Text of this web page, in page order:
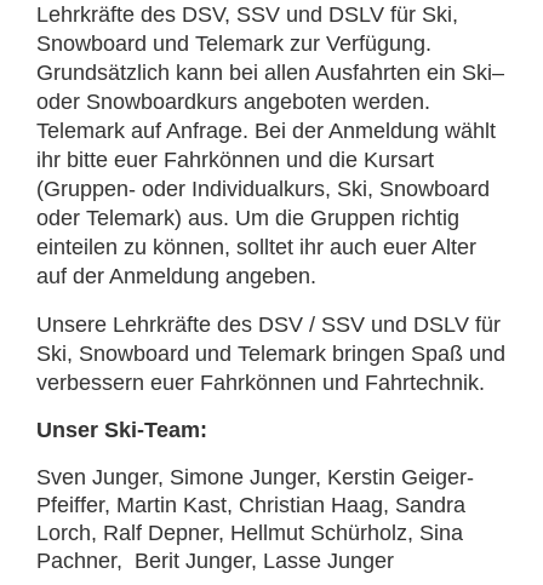
Lehrkräfte des DSV, SSV und DSLV für Ski,
Snowboard und Telemark zur Verfügung.
Grundsätzlich kann bei allen Ausfahrten ein Ski–
oder Snowboardkurs angeboten werden.
Telemark auf Anfrage. Bei der Anmeldung wählt
ihr bitte euer Fahrkönnen und die Kursart
(Gruppen- oder Individualkurs, Ski, Snowboard
oder Telemark) aus. Um die Gruppen richtig
einteilen zu können, solltet ihr auch euer Alter
auf der Anmeldung angeben.
Unsere Lehrkräfte des DSV / SSV und DSLV für
Ski, Snowboard und Telemark bringen Spaß und
verbessern euer Fahrkönnen und Fahrtechnik.
Unser Ski-Team:
Sven Junger, Simone Junger, Kerstin Geiger-
Pfeiffer, Martin Kast, Christian Haag, Sandra
Lorch, Ralf Depner, Hellmut Schürholz, Sina
Pachner, Berit Junger, Lasse Junger